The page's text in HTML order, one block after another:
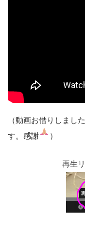
（動画お借りしまし
す。感謝
）
再生